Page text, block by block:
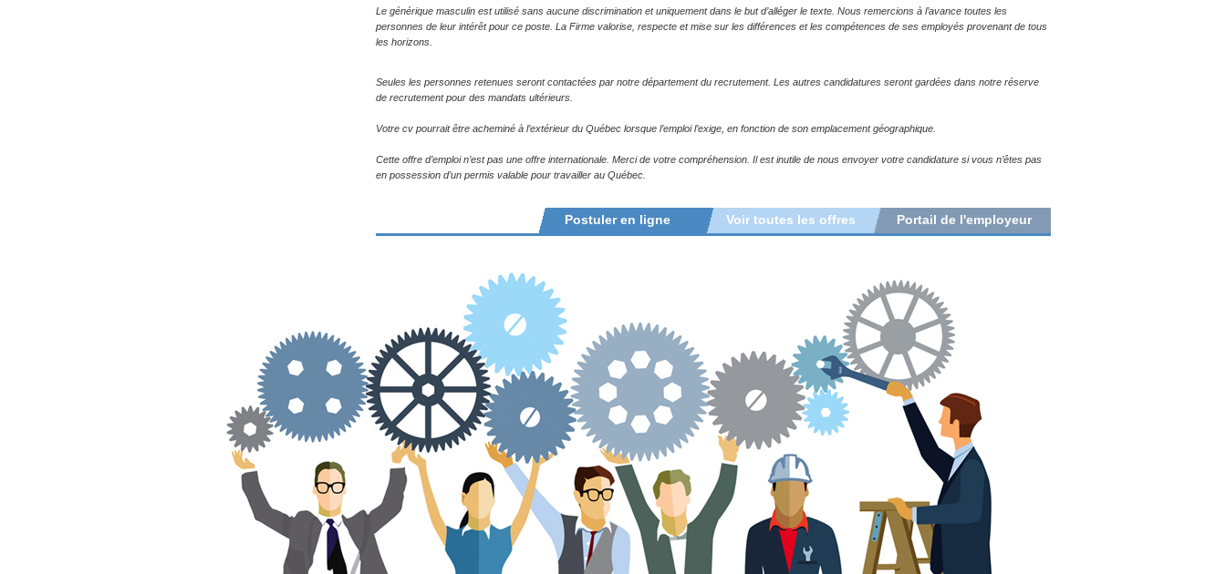
Le générique masculin est utilisé sans aucune discrimination et uniquement dans le but d’alléger le texte. Nous remercions à l’avance toutes les
personnes de leur intérêt pour ce poste. La Firme valorise, respecte et mise sur les différences et les compétences de ses employés provenant de tous
les horizons.
Seules les personnes retenues seront contactées par notre département du recrutement. Les autres candidatures seront gardées dans notre réserve
de recrutement pour des mandats ultérieurs.
Votre cv pourrait être acheminé à l’extérieur du Québec lorsque l’emploi l’exige, en fonction de son emplacement géographique.
Cette offre d’emploi n’est pas une offre internationale. Merci de votre compréhension. Il est inutile de nous envoyer votre candidature si vous n’êtes pas
en possession d’un permis valable pour travailler au Québec.
Portail de l'employeur
Voir toutes les offres
Postuler en ligne